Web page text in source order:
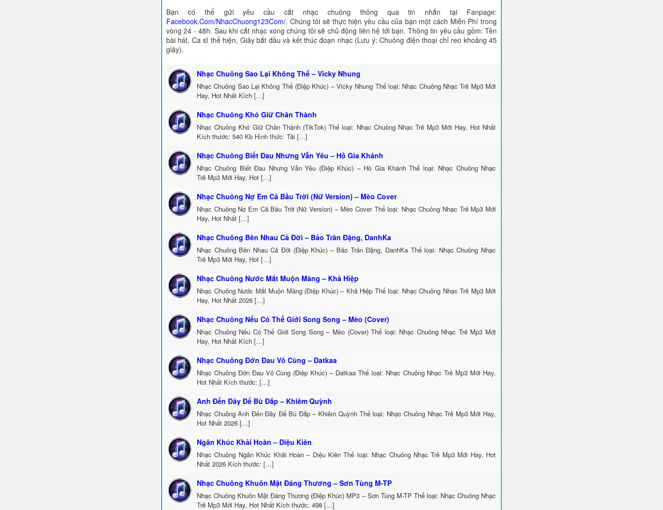
Bạn có thể gửi yêu cầu cắt nhạc chuông thông qua tin nhắn tại Fanpage:
Facebook.Com/NhacChuong123Com/. Chúng tôi sẽ thực hiện yêu cầu của bạn một cách Miễn Phí trong
vòng 24 - 48h. Sau khi cắt nhạc xong chúng tôi sẽ chủ động liên hệ tới bạn. Thông tin yêu cầu gồm: Tên
bài hát, Ca sĩ thể hiện, Giây bắt đầu và kết thúc đoạn nhạc (Lưu ý: Chuông điện thoại chỉ reo khoảng 45
giây).
Nhạc Chuông Sao Lại Không Thể – Vicky Nhung
Nhạc Chuông Sao Lại Không Thể (Điệp Khúc) – Vicky Nhung Thể loại: Nhạc Chuông Nhạc Trẻ Mp3 Mới
Hay, Hot Nhất Kích […]
Nhạc Chuông Khó Giữ Chân Thành
Nhạc Chuông Khó Giữ Chân Thành (TikTok) Thể loại: Nhạc Chuông Nhạc Trẻ Mp3 Mới Hay, Hot Nhất
Kích thước: 540 Kb Hình thức: Tải […]
Nhạc Chuông Biết Đau Nhưng Vẫn Yêu – Hồ Gia Khánh
Nhạc Chuông Biết Đau Nhưng Vẫn Yêu (Điệp Khúc) – Hồ Gia Khánh Thể loại: Nhạc Chuông Nhạc
Trẻ Mp3 Mới Hay, Hot […]
Nhạc Chuông Nợ Em Cả Bầu Trời (Nữ Version) – Mèo Cover
Nhạc Chuông Nợ Em Cả Bầu Trời (Nữ Version) – Mèo Cover Thể loại: Nhạc Chuông Nhạc Trẻ Mp3 Mới
Hay, Hot Nhất […]
Nhạc Chuông Bên Nhau Cả Đời – Bảo Trân Đặng, DanhKa
Nhạc Chuông Bên Nhau Cả Đời (Điệp Khúc) – Bảo Trân Đặng, DanhKa Thể loại: Nhạc Chuông Nhạc
Trẻ Mp3 Mới Hay, Hot […]
Nhạc Chuông Nước Mắt Muộn Màng – Khả Hiệp
Nhạc Chuông Nước Mắt Muộn Màng (Điệp Khúc) – Khả Hiệp Thể loại: Nhạc Chuông Nhạc Trẻ Mp3 Mới
Hay, Hot Nhất 2026 […]
Nhạc Chuông Nếu Có Thế Giới Song Song – Mèo (Cover)
Nhạc Chuông Nếu Có Thế Giới Song Song – Mèo (Cover) Thể loại: Nhạc Chuông Nhạc Trẻ Mp3 Mới
Hay, Hot Nhất Kích […]
Nhạc Chuông Đớn Đau Vô Cùng – Datkaa
Nhạc Chuông Đớn Đau Vô Cùng (Điệp Khúc) – Datkaa Thể loại: Nhạc Chuông Nhạc Trẻ Mp3 Mới Hay,
Hot Nhất Kích thước: […]
Anh Đến Đây Để Bù Đắp – Khiêm Quỳnh
Nhạc Chuông Anh Đến Đây Để Bù Đắp – Khiêm Quỳnh Thể loại: Nhạc Chuông Nhạc Trẻ Mp3 Mới Hay,
Hot Nhất 2026 […]
Ngân Khúc Khải Hoàn – Diệu Kiên
Nhạc Chuông Ngân Khúc Khải Hoàn – Diệu Kiên Thể loại: Nhạc Chuông Nhạc Trẻ Mp3 Mới Hay, Hot
Nhất 2026 Kích thước: […]
Nhạc Chuông Khuôn Mặt Đáng Thương – Sơn Tùng M-TP
Nhạc Chuông Khuôn Mặt Đáng Thương (Điệp Khúc) MP3 – Sơn Tùng M-TP Thể loại: Nhạc Chuông Nhạc
Trẻ Mp3 Mới Hay, Hot Nhất Kích thước: 498 […]